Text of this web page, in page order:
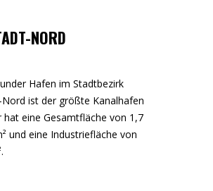
NORD
Hafen im Stadtbezirk
ist der größte Kanalhafen
hat eine Gesamtfläche von 1,7
und eine Industriefläche von